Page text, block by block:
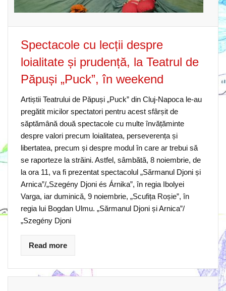
Spectacole cu lecții despre
loialitate și prudență, la Teatrul de
Păpuși „Puck”, în weekend
Artiștii Teatrului de Păpuși „Puck” din Cluj-Napoca le-au
pregătit micilor spectatori pentru acest sfârșit de
săptămână două spectacole cu multe învățăminte
despre valori precum loialitatea, perseverența și
libertatea, precum și despre modul în care ar trebui să
se raporteze la străini. Astfel, sâmbătă, 8 noiembrie, de
la ora 11, va fi prezentat spectacolul „Sărmanul Djoni și
Arnica”/„Szegény Djoni és Árnika”, în regia Ibolyei
Varga, iar duminică, 9 noiembrie, „Scufița Roșie”, în
regia lui Bogdan Ulmu. „Sărmanul Djoni și Arnica”/
„Szegény Djoni
Read more